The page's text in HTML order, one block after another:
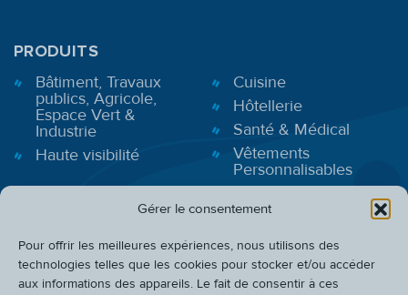
Gérer le consentement
Pour offrir les meilleures expériences, nous utilisons des
technologies telles que les cookies pour stocker et/ou accéder
aux informations des appareils. Le fait de consentir à ces
PRODUITS
Bâtiment, Travaux
publics, Agricole,
Espace Vert &
Industrie
Haute visibilité
Cuisine
Hôtellerie
Santé & Médical
Vêtements
Personnalisables
INFOS PRATIQUES